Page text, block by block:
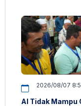
2026/08/07
AI Tidak Mampu